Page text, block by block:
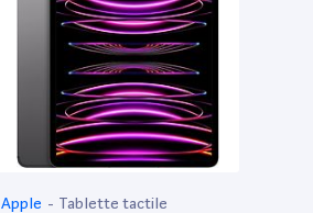
Apple - Tablette tactile